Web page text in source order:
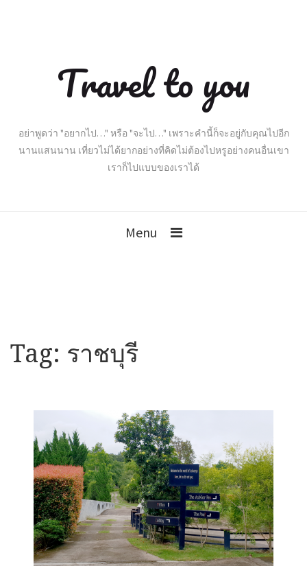
Travel to you
อย่าพูดว่า "อยากไป…" หรือ "จะไป…" เพราะคำนี้ก็จะอยู่กับคุณไปอีก
นานแสนนาน เที่ยวไม่ได้ยากอย่างที่คิดไม่ต้องไปหรูอย่างคนอื่นเขา
เราก็ไปแบบของเราได้
Menu
Tag: ราชบุรี